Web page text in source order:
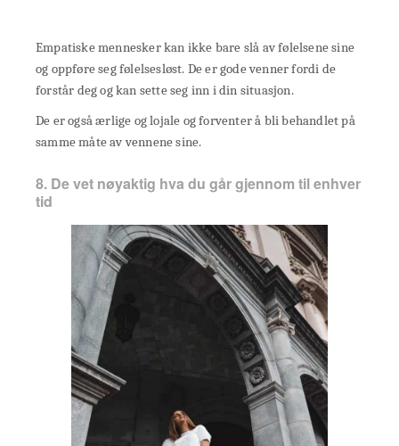
Empatiske mennesker kan ikke bare slå av følelsene sine
og oppføre seg følelsesløst. De er gode venner fordi de
forstår deg og kan sette seg inn i din situasjon.
De er også ærlige og lojale og forventer å bli behandlet på
samme måte av vennene sine.
8. De vet nøyaktig hva du går gjennom til enhver
tid